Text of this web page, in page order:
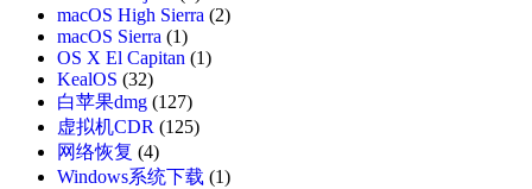
macOS High Sierra (2)
macOS Sierra (1)
OS X El Capitan (1)
KealOS (32)
白苹果dmg (127)
虚拟机CDR (125)
网络恢复 (4)
Windows系统下载 (1)